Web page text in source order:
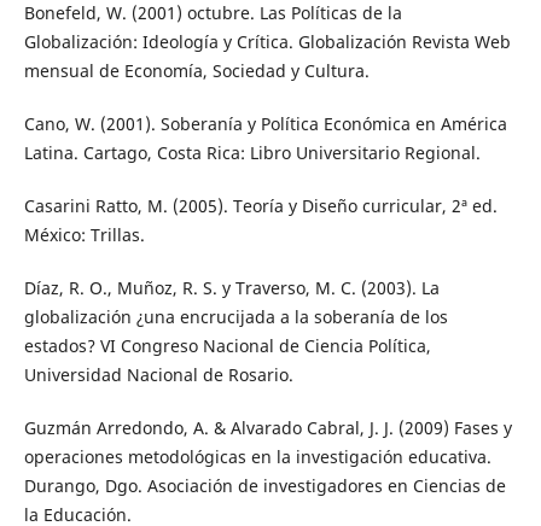
Bonefeld, W. (2001) octubre. Las Políticas de la
Globalización: Ideología y Crítica. Globalización Revista Web
mensual de Economía, Sociedad y Cultura.
Cano, W. (2001). Soberanía y Política Económica en América
Latina. Cartago, Costa Rica: Libro Universitario Regional.
Casarini Ratto, M. (2005). Teoría y Diseño curricular, 2ª ed.
México: Trillas.
Díaz, R. O., Muñoz, R. S. y Traverso, M. C. (2003). La
globalización ¿una encrucijada a la soberanía de los
estados? VI Congreso Nacional de Ciencia Política,
Universidad Nacional de Rosario.
Guzmán Arredondo, A. & Alvarado Cabral, J. J. (2009) Fases y
operaciones metodológicas en la investigación educativa.
Durango, Dgo. Asociación de investigadores en Ciencias de
la Educación.